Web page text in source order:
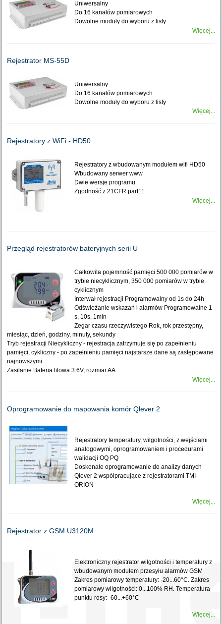
Uniwersalny
Do 16 kanałów pomiarowych
Dowolne moduły do wyboru z listy
Więcej...
Rejestrator MS-55D
Uniwersalny
Do 16 kanałów pomiarowych
Dowolne moduły do wyboru z listy
Więcej...
Rejestratory z WiFi - HD50
Rejestratory z wbudowanym modułem wifi HD50
Wbudowany serwer www
Dwie wersje programu
Zgodność z 21CFR part11
Więcej...
Przegląd rejestratorów bateryjnych serii U
Całkowita pojemność pamięci 500 000 pomiarów w
trybie niecyklicznym, 350 000 pomiarów w trybie
cyklicznym
Interwał rejestracji Programowalny od 1s do 24h
Odświeżanie wskazań i alarmów Programowalne 1
s, 10s, 1min
Zegar czasu rzeczywistego Rok, rok przestępny,
miesiąc, dzień, godziny, minuty, sekundy
Tryb rejestracji Niecykliczny - rejestracja zatrzymuje się po zapełnieniu
pamięci, cykliczny - po zapełnieniu pamięci najstarsze dane są zastępowane
najnowszymi
Zasilanie Bateria litowa 3.6V, rozmiar AA
Więcej...
Oprogramowanie do mapowania komór Qlever 2
Rejestratory temperatury, wilgotności, z wejściami
analogowymi, oprogramowaniem i procedurami
walidacji OQ PQ
Doskonałe oprogramowanie do analizy danych
Qlever 2 wspólpracujące z rejestratorami TMI-
ORION
Więcej...
Rejestrator z GSM U3120M
Elektroniczny rejestrator wilgotności i temperatury z
wbudowanym modułem przesyłu alarmów GSM
Zakres pomiarowy temperatury: -20...60°C. Zakres
pomiarowy wilgotności: 0...100% RH. Temperatura
punktu rosy: -60...+60°C
Więcej...